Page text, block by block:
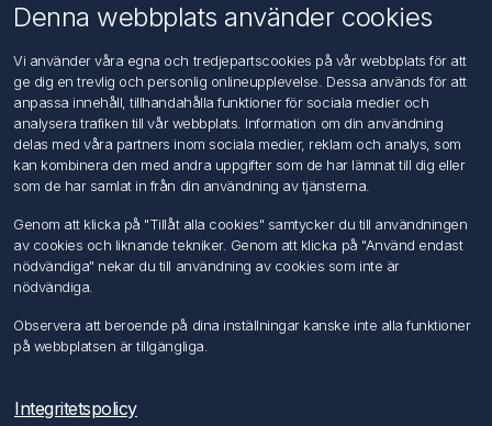
Kontakta oss
Kundtjänst
Sök
Mitt konto
Mina ordrar
Mina adresser
Följ oss
Denna webbplats använder cookies
Vi använder våra egna och tredjepartscookies på vår webbplats för att
ge dig en trevlig och personlig onlineupplevelse. Dessa används för att
anpassa innehåll, tillhandahålla funktioner för sociala medier och
analysera trafiken till vår webbplats. Information om din användning
delas med våra partners inom sociala medier, reklam och analys, som
kan kombinera den med andra uppgifter som de har lämnat till dig eller
som de har samlat in från din användning av tjänsterna.
Genom att klicka på "Tillåt alla cookies" samtycker du till användningen
av cookies och liknande tekniker. Genom att klicka på "Använd endast
nödvändiga" nekar du till användning av cookies som inte är
nödvändiga.
Observera att beroende på dina inställningar kanske inte alla funktioner
på webbplatsen är tillgängliga.
Integritetspolicy